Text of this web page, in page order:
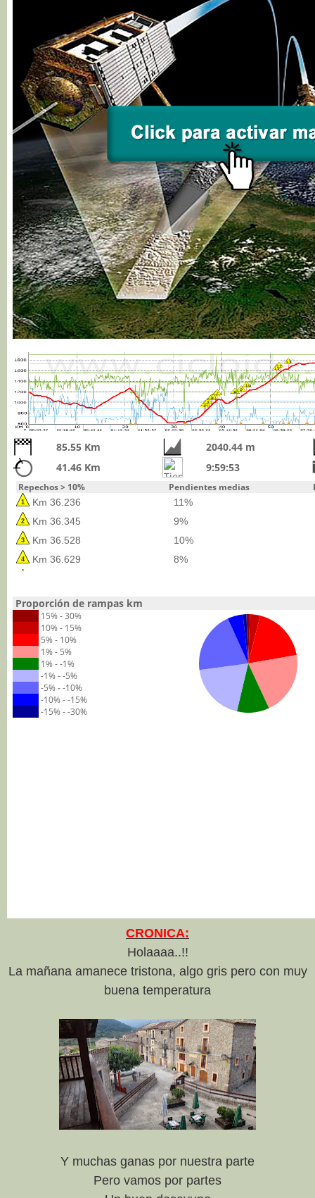
CRONICA:
Holaaaa..!!
La mañana amanece tristona, algo gris pero con muy
buena temperatura
Y muchas ganas por nuestra parte
Pero vamos por partes